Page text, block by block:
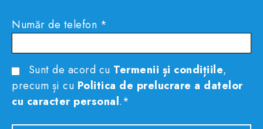
Număr de telefon *
Sunt de acord cu Termenii și condițiile,
precum și cu Politica de prelucrare a datelor
cu caracter personal.*